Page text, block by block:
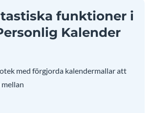
funktioner i
Kalender
med förgjorda kalendermallar att